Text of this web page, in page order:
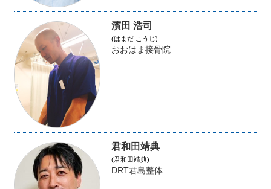
濱田 浩司
(はまだ こうじ)
おおはま接骨院
君和田靖典
(君和田靖典)
DRT君島整体